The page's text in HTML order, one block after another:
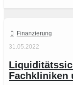
Finanzierung
31.05.2022
Fachkliniken